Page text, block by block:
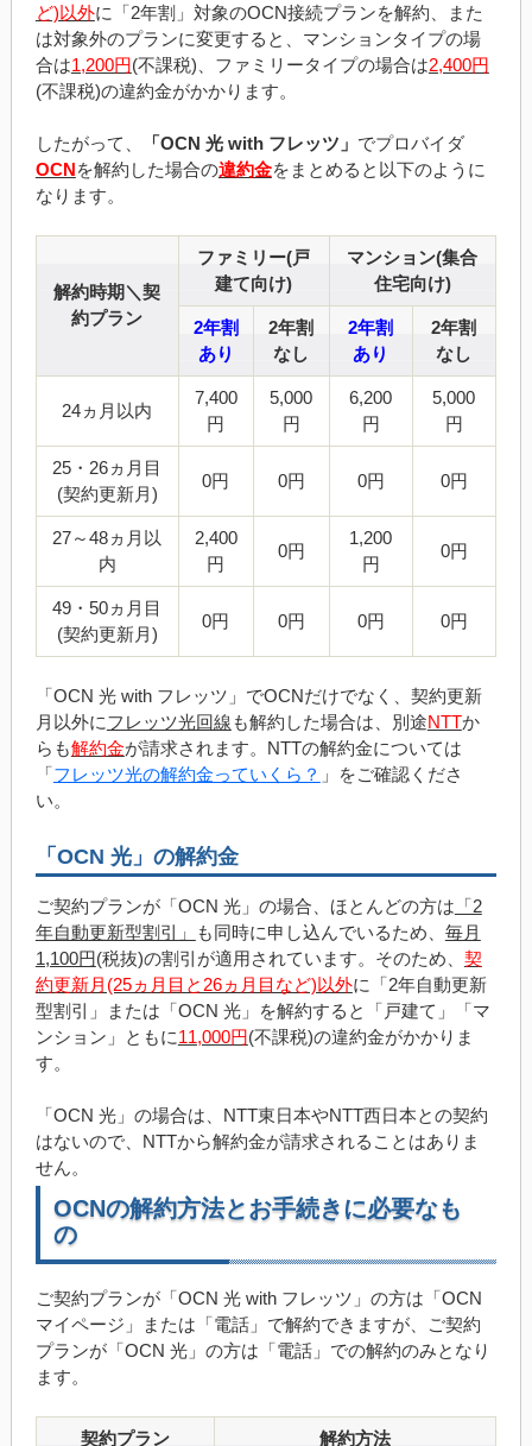
ど)以外に「2年割」対象のOCN接続プランを解約、また
は対象外のプランに変更すると、マンションタイプの場
合は1,200円(不課税)、ファミリータイプの場合は2,400円
(不課税)の違約金がかかります。
したがって、 「OCN 光 with フレッツ」 でプロバイダ
OCNを解約した場合の違約金をまとめると以下のように
なります。
解約時期＼契
約プラン
ファミリー(戸
建て向け)
マンション(集合
住宅向け)
2年割
あり
2年割
なし
2年割
あり
2年割
なし
24ヵ月以内
7,400
円
5,000
円
6,200
円
5,000
円
25・26ヵ月目
(契約更新月)
0円 0円 0円 0円
27～48ヵ月以
内
2,400
円
0円
1,200
円
0円
49・50ヵ月目
(契約更新月)
0円 0円 0円 0円
「OCN 光 with フレッツ」でOCNだけでなく、契約更新
月以外にフレッツ光回線 も解約した場合は、別途NTTか
らも解約金が請求されます。NTTの解約金については
「フレッツ光の解約金っていくら？ 」をご確認くださ
い。
「OCN 光」の解約金
ご契約プランが「OCN 光」の場合、ほとんどの方は 「2
年自動更新型割引」
も同時に申し込んでいるため、 毎月
1,100円(税抜)の割引が適用されています。そのため、 契
約更新月(25ヵ月目と26ヵ月目など)以外に「2年自動更新
型割引」または「OCN 光」を解約すると「戸建て」「マ
ンション」ともに11,000円(不課税)の違約金がかかりま
す。
「OCN 光」の場合は、NTT東日本やNTT西日本との契約
はないので、NTTから解約金が請求されることはありま
せん。
OCNの解約方法とお手続きに必要なも
の
ご契約プランが「OCN 光 with フレッツ」の方は「OCN
マイページ」または「電話」で解約できますが、ご契約
プランが「OCN 光」の方は「電話」での解約のみとなり
ます。
契約プラン 解約方法